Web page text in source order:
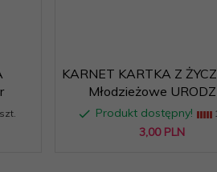
KARNET KARTKA Z
Młodzieżowe
Produkt dostępny!
3,00 PLN